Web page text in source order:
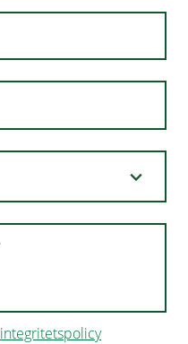
integritetspolicy